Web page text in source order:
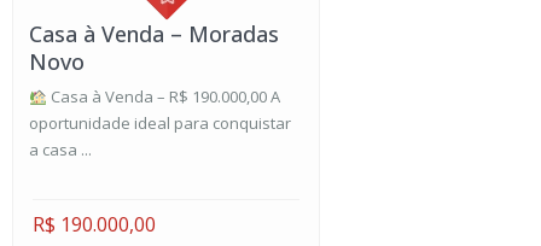
Casa à Venda – Moradas
Novo
Casa à Venda – R$ 190.000,00 A
oportunidade ideal para conquistar
a casa ...
R$ 190.000,00